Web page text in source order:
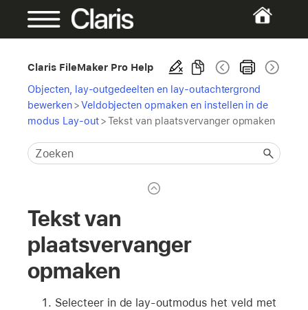
Claris FileMaker Pro Help
Objecten, lay-outgedeelten en lay-outachtergrond
bewerken>Veldobjecten opmaken en instellen in de
modus Lay-out >Tekst van plaatsvervanger opmaken
Tekst van
plaatsvervanger
opmaken
Selecteer in de lay-outmodus het veld met